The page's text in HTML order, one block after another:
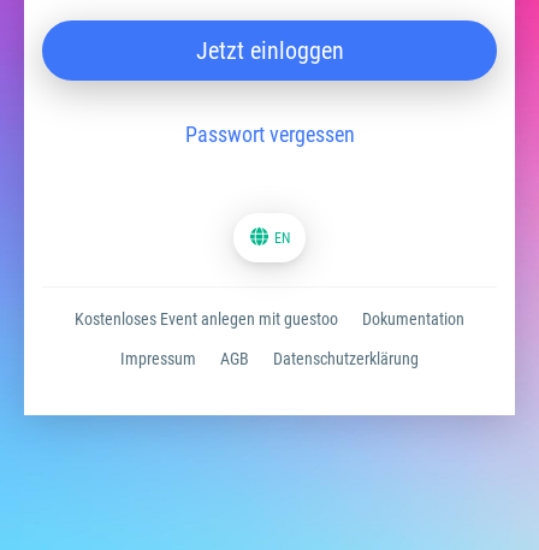
Jetzt einloggen
Passwort vergessen
EN
Kostenloses Event anlegen mit guestoo Dokumentation
Impressum AGB Datenschutzerklärung